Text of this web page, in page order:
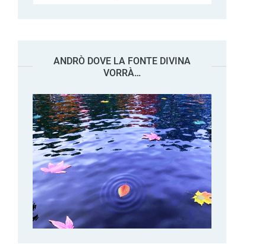
ANDRÒ DOVE LA FONTE DIVINA
VORRÀ…